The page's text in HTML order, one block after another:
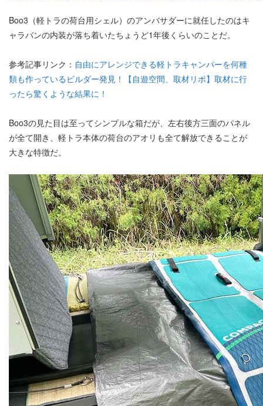
Boo3（軽トラの荷台用シェル）のアンバサダーに就任したのはキ
ャラバンの内装が落ち着いたちょうど1年後くらいのことだ。
参考記事リンク： 自由にアレンジできる軽トラキャンパーを何種
類も作っているビルダー発見！【自遊空間、取材リポ】取材に行
ったら驚くような結果に！
Boo3の見た目は至ってシンプルな箱だが、左右後方三面のパネル
が全て開き、軽トラ本体の荷台のアオリも全て解放できることが
大きな特徴だ。